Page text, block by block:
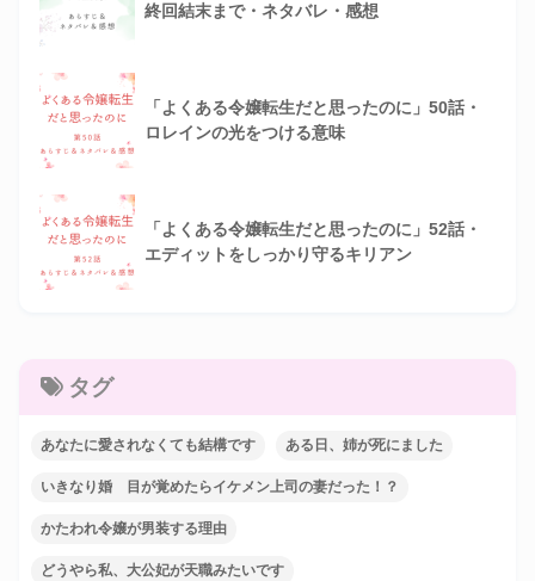
終回結末まで・ネタバレ・感想
「よくある令嬢転生だと思ったのに」50話・
ロレインの光をつける意味
「よくある令嬢転生だと思ったのに」52話・
エディットをしっかり守るキリアン
タグ
あなたに愛されなくても結構です ある日、姉が死にました
いきなり婚 目が覚めたらイケメン上司の妻だった！？
かたわれ令嬢が男装する理由
どうやら私、大公妃が天職みたいです